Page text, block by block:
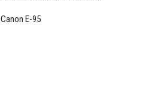
Canon E-95